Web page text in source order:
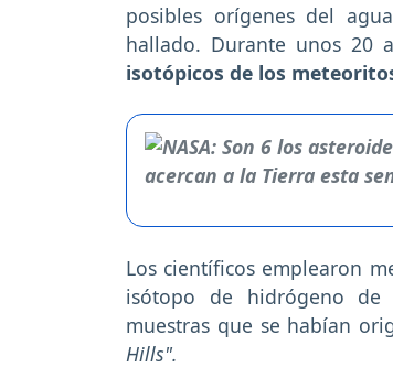
posibles orígenes del
hallado. Durante unos 20
isotópicos de los
Los científicos emplearon
isótopo de hidrógeno de
muestras que se habían
Hills".